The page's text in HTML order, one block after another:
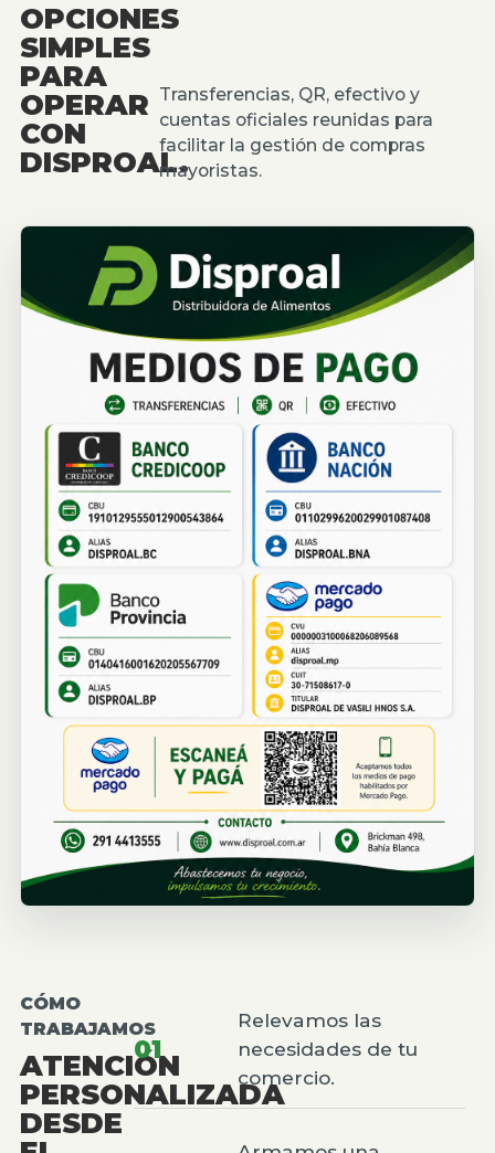
OPCIONES
SIMPLES
PARA
OPERAR
CON
DISPROAL.
Transferencias, QR, efectivo y
cuentas oficiales reunidas para
facilitar la gestión de compras
mayoristas.
CÓMO
TRABAJAMOS
ATENCIÓN
PERSONALIZADA
DESDE
01
Relevamos las
necesidades de tu
comercio.